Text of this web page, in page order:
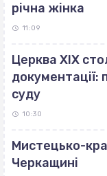
річна жінка
11:09
Церква ХІХ
документації:
суду
10:30
Мистецько-
Черкащині